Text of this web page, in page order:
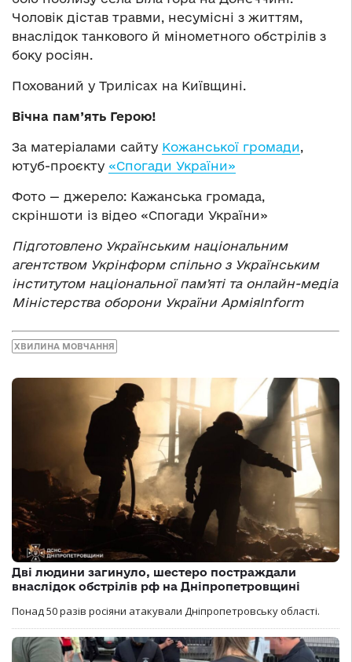
Чоловік дістав травми, несумісні з життям,
внаслідок танкового й мінометного обстрілів з
боку росіян.
Похований у Трилісах на Київщині.
Вічна пам’ять Герою!
За матеріалами сайту Кожанської громади,
ютуб-проєкту «Спогади України»
Фото — джерело: Кажанська громада,
скріншоти із відео «Спогади України»
Підготовлено Українським національним
агентством Укрінформ спільно з Українським
інститутом національної памʼяті та онлайн-медіа
Міністерства оборони України АрміяInform
ХВИЛИНА МОВЧАННЯ
Дві людини загинуло, шестеро постраждали
внаслідок обстрілів рф на Дніпропетровщині
Понад 50 разів росіяни атакували Дніпропетровську області.